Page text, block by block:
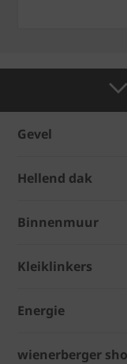
Gevel
Hellend dak
Binnenmuur
Kleiklinkers
Energie
wienerberger